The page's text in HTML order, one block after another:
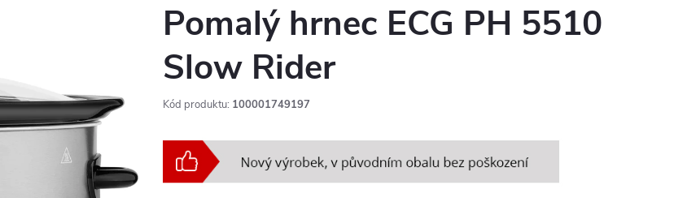
Pomalý hrnec ECG PH 5510
Slow Rider
Kód produktu: 100001749197